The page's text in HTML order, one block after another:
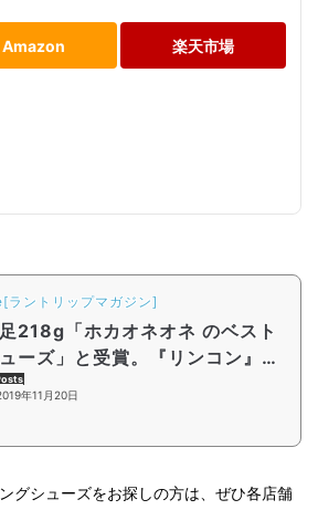
Amazon
楽天市場
ントリップマガジン]
218g「ホカオネオネ のベスト
ーズ」と受賞。『リンコン』で
てみた
年11月20日
グシューズをお探しの方は、ぜひ各店舗